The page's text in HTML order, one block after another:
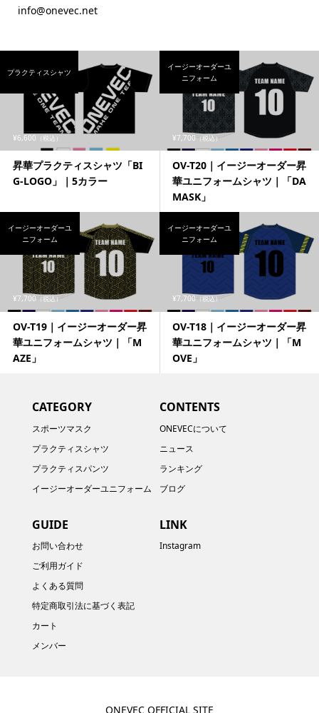
info@onevec.net
¥6,600 （税込）
昇華プラクティスシャツ「BI
G-LOGO」｜5カラー
プラクティスシャツ
¥7,700 （税込）
OV-T20｜イージーオーダー昇
華ユニフォームシャツ｜「DA
MASK」
イージーオーダーユ
ニフォーム
¥7,700 （税込）
OV-T19｜イージーオーダー昇
華ユニフォームシャツ｜「M
AZE」
イージーオーダーユ
ニフォーム
¥7,700 （税込）
OV-T18｜イージーオーダー昇
華ユニフォームシャツ｜「M
OVE」
イージーオーダーユ
ニフォーム
CATEGORY
スポーツマスク
プラクティスシャツ
プラクティスパンツ
イージーオーダーユニフォーム
CONTENTS
ONEVECについて
ニュース
ランキング
ブログ
GUIDE
お問い合わせ
ご利用ガイド
よくある質問
特定商取引法に基づく表記
カート
メンバー
LINK
Instagram
ONEVEC OFFICIAL SITE